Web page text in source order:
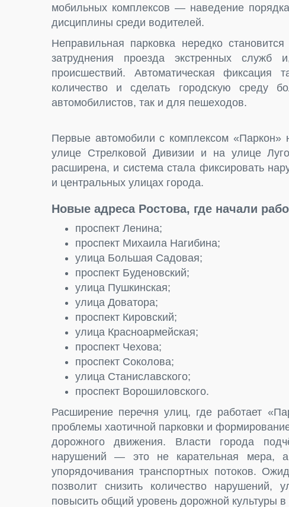
мобильных комплексов — наведение
дисциплины среди водителей.
Неправильная парковка нередко
затруднения проезда экстренных служб
происшествий. Автоматическая фиксация
количество и сделать городскую среду
автомобилистов, так и для пешеходов.
Первые автомобили с комплексом «Паркон»
улице Стрелковой Дивизии и на улице
расширена, и система стала фиксировать
и центральных улицах города.
Новые адреса Ростова, где начали
проспект Ленина;
проспект Михаила Нагибина;
улица Большая Садовая;
проспект Буденовский;
улица Пушкинская;
улица Доватора;
проспект Кировский;
улица Красноармейская;
проспект Чехова;
проспект Соколова;
улица Станиславского;
проспект Ворошиловского.
Расширение перечня улиц, где работает
проблемы хаотичной парковки и
дорожного движения. Власти города
нарушений — это не карательная мера, а
упорядочивания транспортных потоков.
позволит снизить количество нарушений,
повысить общий уровень дорожной культуры в